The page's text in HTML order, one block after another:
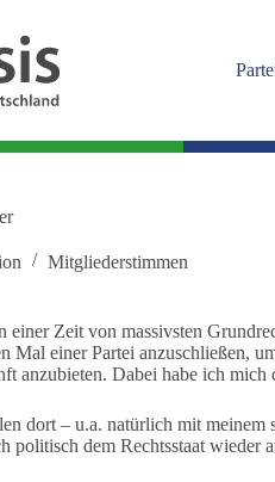
Mitgliederstimmen
einer Zeit von massivsten
Mal einer Partei anzuschließen,
anzubieten. Dabei habe ich mich
dort – u.a. natürlich mit
politisch dem Rechtsstaat wieder